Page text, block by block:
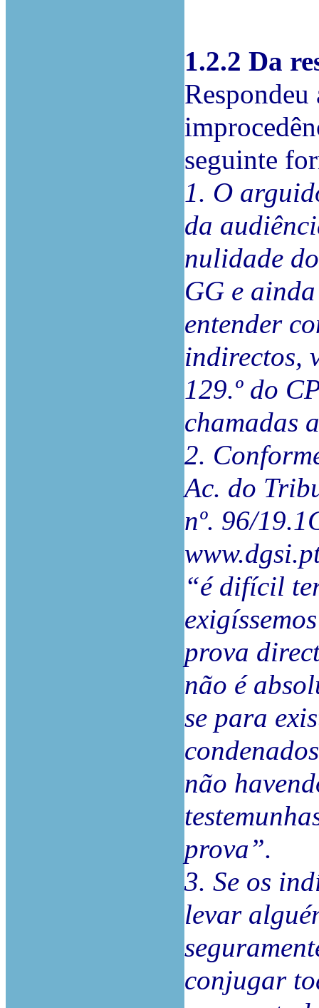
1.2.2 Da
Respondeu
seguinte
1. O
da
nulidade
GG e
entender
indirectos,
129.º do
chamadas
2.
Ac. do
nº. 96/
“é difícil
prova
não é
se para
não
prova”.
3. Se os
levar
conjugar